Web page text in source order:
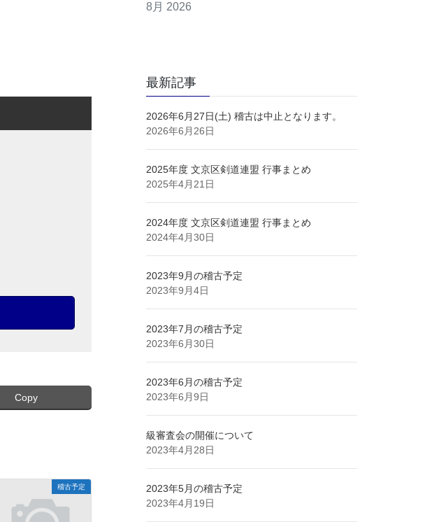
Copy
稽古予定
8月 2026
最新記事
2026年6月27日(土) 稽古は中止となります。
2026年6月26日
2025年度 文京区剣道連盟 行事まとめ
2025年4月21日
2024年度 文京区剣道連盟 行事まとめ
2024年4月30日
2023年9月の稽古予定
2023年9月4日
2023年7月の稽古予定
2023年6月30日
2023年6月の稽古予定
2023年6月9日
級審査会の開催について
2023年4月28日
2023年5月の稽古予定
2023年4月19日